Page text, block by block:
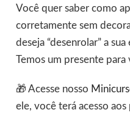
Você quer saber como
corretamente sem
deseja “desenrolar” a
Temos um presente para
🎁 Acesse nosso
ele, você terá acesso